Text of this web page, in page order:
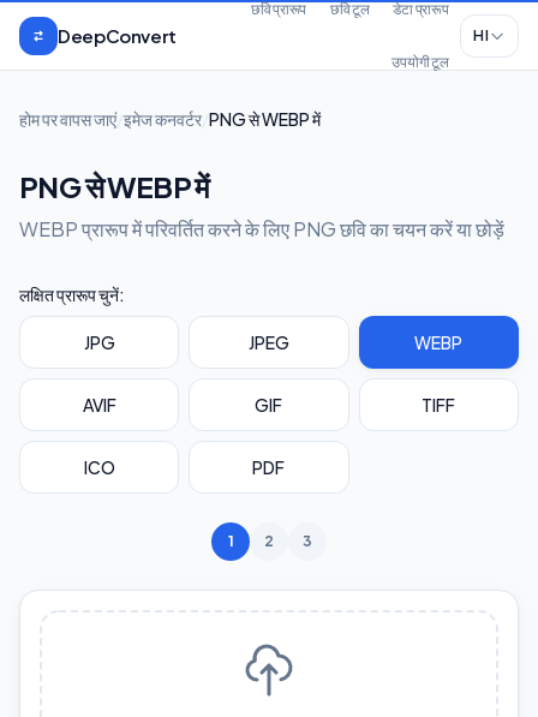
मुख्य सामग्री पर जाएँ
DeepConvert
छवि प्रारूप छवि टूल डेटा प्रारूप
उपयोगी टूल
HI
होम पर वापस जाएं/ इमेज कनवर्टर PNG से WEBP में
PNG से WEBP में
WEBP प्रारूप में परिवर्तित करने के लिए PNG छवि का चयन करें या छोड़ें
लक्षित प्रारूप चुनें:
JPG JPEG WEBP
AVIF GIF TIFF
ICO PDF
1 2 3